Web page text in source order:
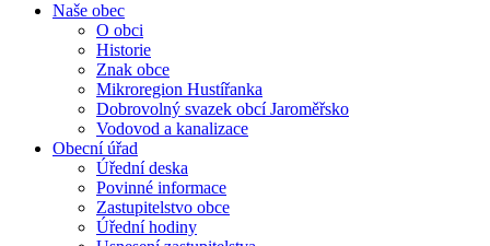
Naše obec
O obci
Historie
Znak obce
Mikroregion Hustířanka
Dobrovolný svazek obcí Jaroměřsko
Vodovod a kanalizace
Obecní úřad
Úřední deska
Povinné informace
Zastupitelstvo obce
Úřední hodiny